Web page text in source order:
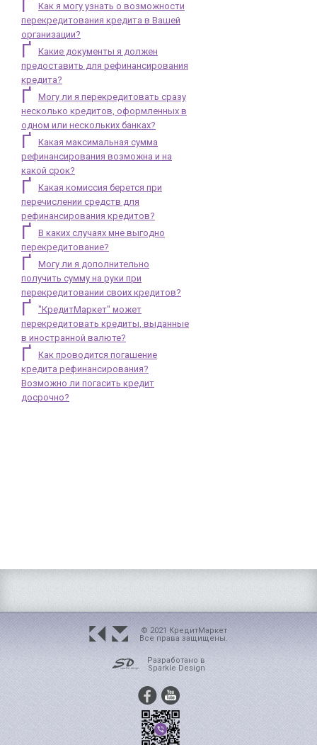
Как я могу узнать о возможности
перекредитования кредита в Вашей
организации?
Какие документы я должен
предоставить для рефинансирования
кредита?
Могу ли я перекредитовать сразу
несколько кредитов, оформленных в
одном или нескольких банках?
Какая максимальная сумма
рефинансирования возможна и на
какой срок?
Какая комиссия берется при
перечислении средств для
рефинансирования кредитов?
В каких случаях мне выгодно
перекредитование?
Могу ли я дополнительно
получить сумму на руки при
перекредитовании своих кредитов?
"КредитМаркет" может
перекредитовать кредиты, выданные
в иностранной валюте?
Как проводится погашение
кредита рефинансирования?
Возможно ли погасить кредит
досрочно?
© 2021 КредитМаркет
Все права защищены.
Разработано в
Sparkle Design